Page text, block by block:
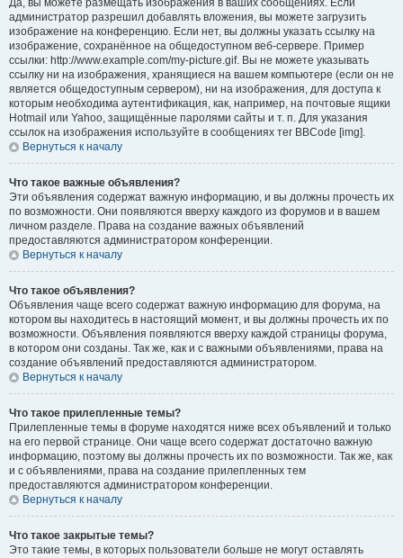
Да, вы можете размещать изображения в ваших сообщениях. Если
администратор разрешил добавлять вложения, вы можете загрузить
изображение на конференцию. Если нет, вы должны указать ссылку на
изображение, сохранённое на общедоступном веб-сервере. Пример
ссылки: http://www.example.com/my-picture.gif. Вы не можете указывать
ссылку ни на изображения, хранящиеся на вашем компьютере (если он не
является общедоступным сервером), ни на изображения, для доступа к
которым необходима аутентификация, как, например, на почтовые ящики
Hotmail или Yahoo, защищённые паролями сайты и т. п. Для указания
ссылок на изображения используйте в сообщениях тег BBCode [img].
Вернуться к началу
Что такое важные объявления?
Эти объявления содержат важную информацию, и вы должны прочесть их
по возможности. Они появляются вверху каждого из форумов и в вашем
личном разделе. Права на создание важных объявлений
предоставляются администратором конференции.
Вернуться к началу
Что такое объявления?
Объявления чаще всего содержат важную информацию для форума, на
котором вы находитесь в настоящий момент, и вы должны прочесть их по
возможности. Объявления появляются вверху каждой страницы форума,
в котором они созданы. Так же, как и с важными объявлениями, права на
создание объявлений предоставляются администратором.
Вернуться к началу
Что такое прилепленные темы?
Прилепленные темы в форуме находятся ниже всех объявлений и только
на его первой странице. Они чаще всего содержат достаточно важную
информацию, поэтому вы должны прочесть их по возможности. Так же, как
и с объявлениями, права на создание прилепленных тем
предоставляются администратором конференции.
Вернуться к началу
Что такое закрытые темы?
Это такие темы, в которых пользователи больше не могут оставлять